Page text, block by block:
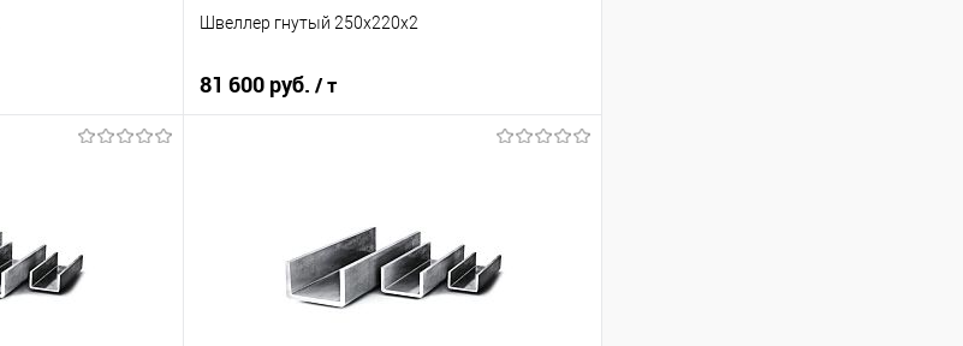
Сравнение
Под заказ
Швеллер гнутый 250х220х2
81 600 руб. / т
Купить в 1 клик
Сравнение
В избранное
Под заказ